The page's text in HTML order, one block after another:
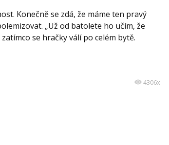
Konečně se zdá, že máme ten pravý
„Už od batolete ho učím, že
se hračky válí po celém bytě.
4306x